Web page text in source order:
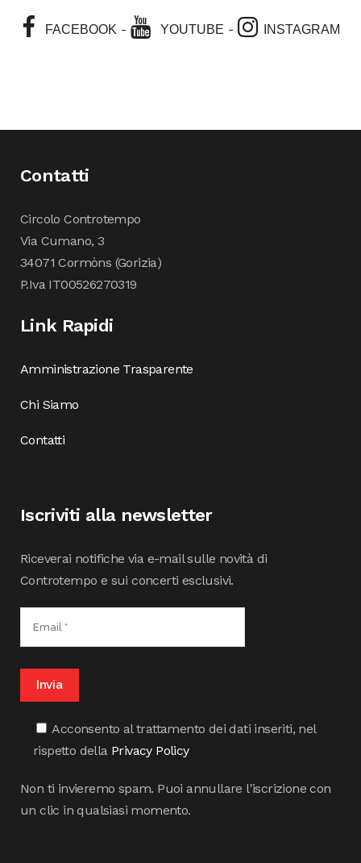
FACEBOOK- YOUTUBE - INSTAGRAM
Contatti
Circolo Controtempo
Via Cumano, 3
34071 Cormòns (Gorizia)
P.Iva IT00526270319
Link Rapidi
Amministrazione Trasparente
Chi Siamo
Contatti
Iscriviti alla newsletter
Riceverai notifiche via e-mail sulle novità di
Controtempo e sui concerti esclusivi.
Acconsento al trattamento dei dati inseriti, nel
rispetto della Privacy Policy
Non ti invieremo spam. Puoi annullare l'iscrizione con
un clic in qualsiasi momento.